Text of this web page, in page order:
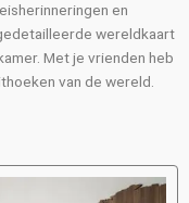
en
wereldkaart
Met je vrienden heb
van de wereld.
Prijsklasse:
€139.00